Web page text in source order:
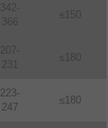
342-
366
≤150
207-
231
≤180
223-
247
≤180